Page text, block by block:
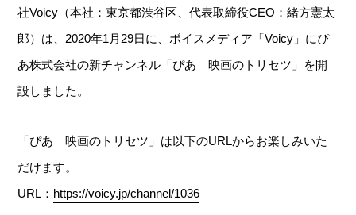
社Voicy（本社：東京都渋谷区、代表取締役CEO：緒方憲太
郎）は、2020年1月29日に、ボイスメディア「Voicy」にぴ
あ株式会社の新チャンネル「ぴあ 映画のトリセツ」を開
設しました。
「ぴあ 映画のトリセツ」は以下のURLからお楽しみいた
だけます。
URL： https://voicy.jp/channel/1036